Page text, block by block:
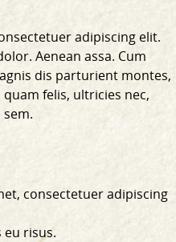
adipiscing elit.
Aenean assa. Cum
dis parturient montes,
felis, ultricies nec,
consectetuer adipiscing
risus.